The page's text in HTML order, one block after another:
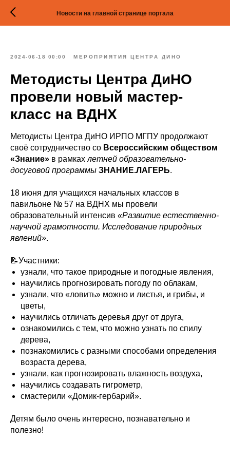
Новости на главной странице портала
2024-06-18 00:00 МЕРОПРИЯТИЯ ЦЕНТРА ДИНО
Методисты Центра ДиНО
провели новый мастер-
класс на ВДНХ
Методисты Центра ДиНО ИРПО МГПУ продолжают
своё сотрудничество со Всероссийским обществом
«Знание» в рамках летней образовательно-
досуговой программы ЗНАНИЕ.ЛАГЕРЬ.
18 июня для учащихся начальных классов в
павильоне № 57 на ВДНХ мы провели
образовательный интенсив «Развитие естественно-
научной грамотности. Исследование природных
явлений».
📝Участники:
узнали, что такое природные и погодные явления,
научились прогнозировать погоду по облакам,
узнали, что «ловить» можно и листья, и грибы, и
цветы,
научились отличать деревья друг от друга,
ознакомились с тем, что можно узнать по спилу
дерева,
познакомились с разными способами определения
возраста дерева,
узнали, как прогнозировать влажность воздуха,
научились создавать гигрометр,
смастерили «Домик-гербарий».
Детям было очень интересно, познавательно и
полезно!